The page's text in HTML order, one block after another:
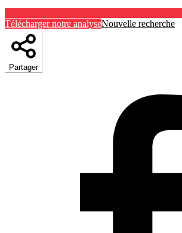
Télécharger notre analyseNouvelle recherche
Partager